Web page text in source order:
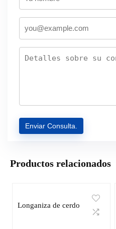
Productos relacionados
Longaniza de cerdo